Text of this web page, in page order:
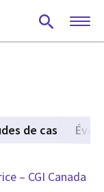
de cas
– CGI Canada